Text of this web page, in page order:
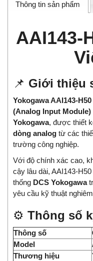
Thông tin sản phẩm
AAI143-
📌 Giới thiệu
Yokogawa AAI143-H50
(Analog Input Module)
Yokogawa, được thiết
dòng analog từ các
trường công nghiệp.
Với độ chính xác cao,
cậy lâu dài, AAI143-
thống DCS Yokogawa
yêu cầu kỹ thuật
⚙️ Thông số
Thông số
Model
Thương hiệu